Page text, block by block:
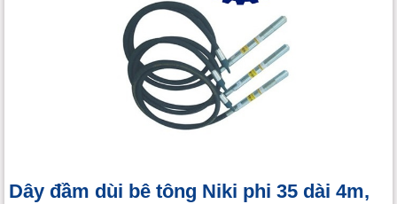
Dây đầm dùi bê tông Niki phi 35 dài 4m,